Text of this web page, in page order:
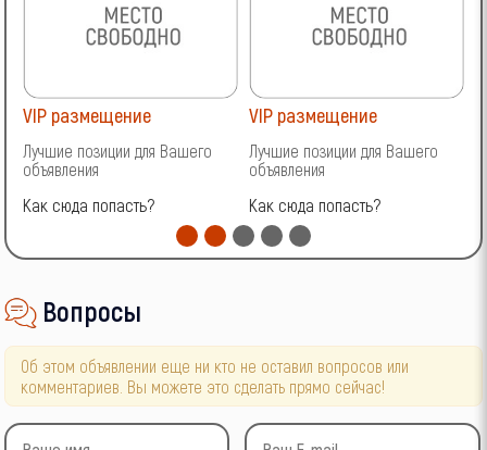
VIP размещение
Лучшие позиции для Вашего
объявления
Как сюда попасть?
VIP размещение
Лучшие позиции для Вашего
объявления
Как сюда попасть?
Вопросы
Об этом объявлении еще ни кто не оставил вопросов или
комментариев. Вы можете это сделать прямо сейчас!